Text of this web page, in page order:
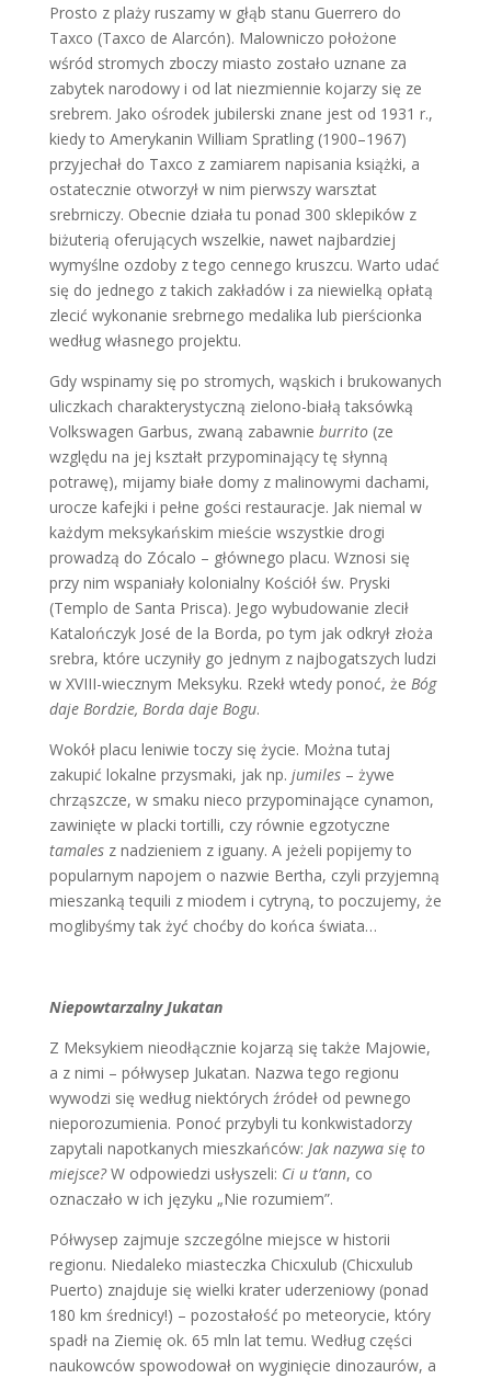
Prosto z plaży ruszamy w głąb stanu Guerrero do
Taxco (Taxco de Alarcón). Malowniczo położone
wśród stromych zboczy miasto zostało uznane za
zabytek narodowy i od lat niezmiennie kojarzy się ze
srebrem. Jako ośrodek jubilerski znane jest od 1931 r.,
kiedy to Amerykanin William Spratling (1900–1967)
przyjechał do Taxco z zamiarem napisania książki, a
ostatecznie otworzył w nim pierwszy warsztat
srebrniczy. Obecnie działa tu ponad 300 sklepików z
biżuterią oferujących wszelkie, nawet najbardziej
wymyślne ozdoby z tego cennego kruszcu. Warto udać
się do jednego z takich zakładów i za niewielką opłatą
zlecić wykonanie srebrnego medalika lub pierścionka
według własnego projektu.
Gdy wspinamy się po stromych, wąskich i brukowanych
uliczkach charakterystyczną zielono-białą taksówką
Volkswagen Garbus, zwaną zabawnie burrito (ze
względu na jej kształt przypominający tę słynną
potrawę), mijamy białe domy z malinowymi dachami,
urocze kafejki i pełne gości restauracje. Jak niemal w
każdym meksykańskim mieście wszystkie drogi
prowadzą do Zócalo – głównego placu. Wznosi się
przy nim wspaniały kolonialny Kościół św. Pryski
(Templo de Santa Prisca). Jego wybudowanie zlecił
Katalończyk José de la Borda, po tym jak odkrył złoża
srebra, które uczyniły go jednym z najbogatszych ludzi
w XVIII-wiecznym Meksyku. Rzekł wtedy ponoć, że Bóg
daje Bordzie, Borda daje Bogu.
Wokół placu leniwie toczy się życie. Można tutaj
zakupić lokalne przysmaki, jak np. jumiles– żywe
chrząszcze, w smaku nieco przypominające cynamon,
zawinięte w placki tortilli, czy równie egzotyczne
tamalesz nadzieniem z iguany. A jeżeli popijemy to
popularnym napojem o nazwie Bertha, czyli przyjemną
mieszanką tequili z miodem i cytryną, to poczujemy, że
moglibyśmy tak żyć choćby do końca świata…
Niepowtarzalny Jukatan
Z Meksykiem nieodłącznie kojarzą się także Majowie,
a z nimi – półwysep Jukatan. Nazwa tego regionu
wywodzi się według niektórych źródeł od pewnego
nieporozumienia. Ponoć przybyli tu konkwistadorzy
zapytali napotkanych mieszkańców: Jak nazywa się to
miejsce?W odpowiedzi usłyszeli: Ci u t’ann, co
oznaczało w ich języku „Nie rozumiem”.
Półwysep zajmuje szczególne miejsce w historii
regionu. Niedaleko miasteczka Chicxulub (Chicxulub
Puerto) znajduje się wielki krater uderzeniowy (ponad
180 km średnicy!) – pozostałość po meteorycie, który
spadł na Ziemię ok. 65 mln lat temu. Według części
naukowców spowodował on wyginięcie dinozaurów, a